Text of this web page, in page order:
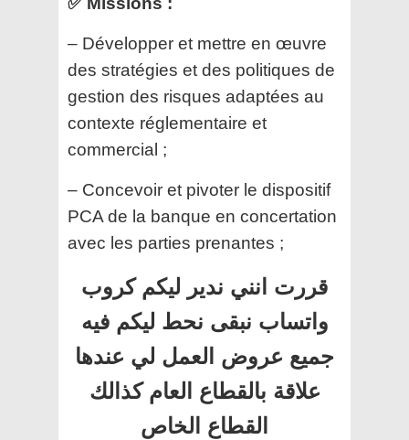
– Développer et mettre en œuvre
des stratégies et des politiques de
gestion des risques adaptées au
contexte réglementaire et
commercial ;
– Concevoir et pivoter le dispositif
PCA de la banque en concertation
avec les parties prenantes ;
قررت انني ندير ليكم كروب
واتساب نبقى نحط ليكم فيه
جميع عروض العمل لي عندها
علاقة بالقطاع العام كذالك
القطاع الخاص